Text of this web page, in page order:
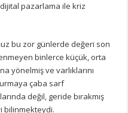
dijital pazarlama ile kriz
bu zor günlerde değeri son
binlerce küçük, orta
yönelmiş ve varlıklarını
çaba sarf
değil, geride bırakmış
bilinmekteydi.